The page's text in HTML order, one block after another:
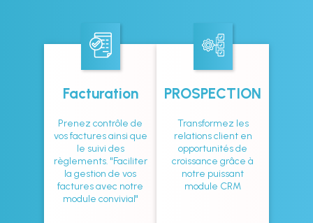
Facturation
Prenez contrôle de
vos factures ainsi que
le suivi des
règlements. "Faciliter
la gestion de vos
factures avec notre
module convivial"
PROSPECTION
Transformez les
relations client en
opportunités de
croissance grâce à
notre puissant
module CRM